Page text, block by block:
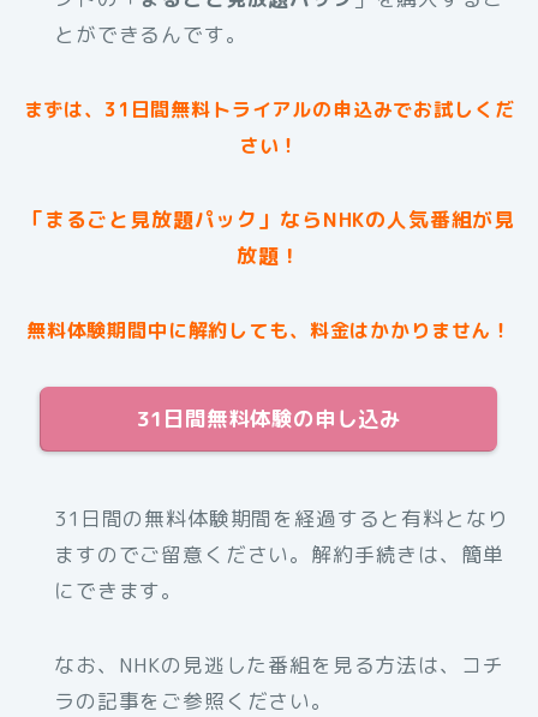
とができるんです。
まずは、31日間無料トライアルの申込みでお試しくだ
さい！
「まるごと見放題パック」ならNHKの人気番組が見
放題！
無料体験期間中に解約しても、料金はかかりません！
31日間無料体験の申し込み
31日間の無料体験期間を経過すると有料となり
ますのでご留意ください。解約手続きは、簡単
にできます。
なお、NHKの見逃した番組を見る方法は、コチ
ラの記事をご参照ください。